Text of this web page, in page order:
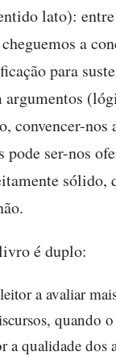
lato): entre
a
para
argumentos
convencer-nos
pode ser-nos
sólido,
é duplo:
a avaliar
quando
a qualidade dos